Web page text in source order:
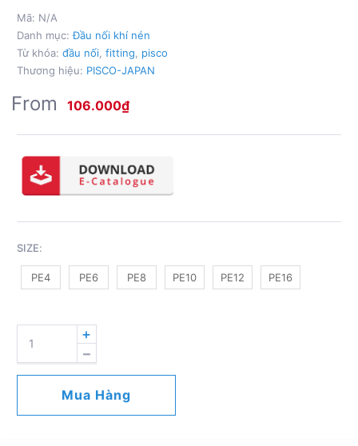
From 106.000₫
SIZE:
PE4 PE6 PE8 PE10 PE12 PE16
Mua Hàng
Mã: N/A
Danh mục:Đầu nối khí nén
Từ khóa: đầu nối fitting
pisco
Thương hiệu: PISCO-JAPAN